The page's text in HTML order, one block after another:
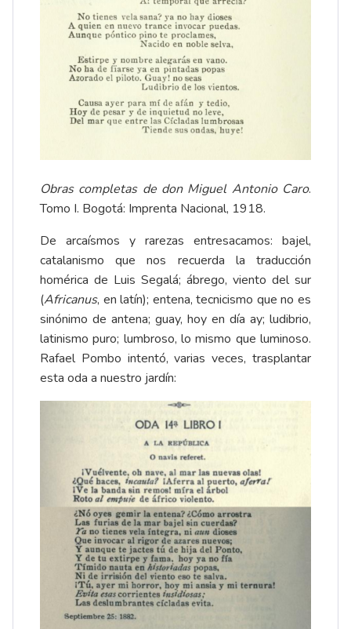
Obras completas de don Miguel Antonio Caro.
Tomo I. Bogotá: Imprenta Nacional, 1918.
De arcaísmos y rarezas entresacamos: bajel,
catalanismo que nos recuerda la traducción
homérica de Luis Segalá; ábrego, viento del sur
(Africanus, en latín); entena, tecnicismo que no es
sinónimo de antena; guay, hoy en día ay; ludibrio,
latinismo puro; lumbroso, lo mismo que luminoso.
Rafael Pombo intentó, varias veces, trasplantar
esta oda a nuestro jardín: